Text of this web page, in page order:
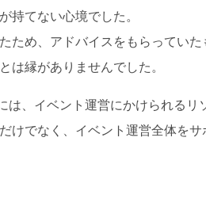
持てない心境でした。
ため、アドバイスをもらってい
は縁がありませんでした。
は、イベント運営にかけられるリ
けでなく、イベント運営全体を